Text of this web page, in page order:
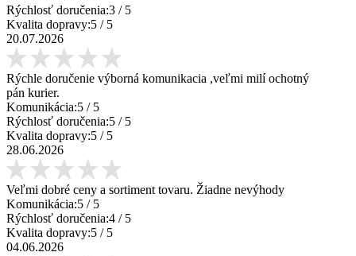
Rýchlosť doručenia:3 / 5
Kvalita dopravy:5 / 5
20.07.2026
Rýchle doručenie výborná komunikacia ,veľmi milí ochotný
pán kurier.
Komunikácia:5 / 5
Rýchlosť doručenia:5 / 5
Kvalita dopravy:5 / 5
28.06.2026
Veľmi dobré ceny a sortiment tovaru. Žiadne nevýhody
Komunikácia:5 / 5
Rýchlosť doručenia:4 / 5
Kvalita dopravy:5 / 5
04.06.2026